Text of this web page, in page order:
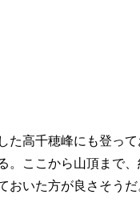
高千穂峰にも登っ
ここから山頂まで
おいた方が良さそうだ